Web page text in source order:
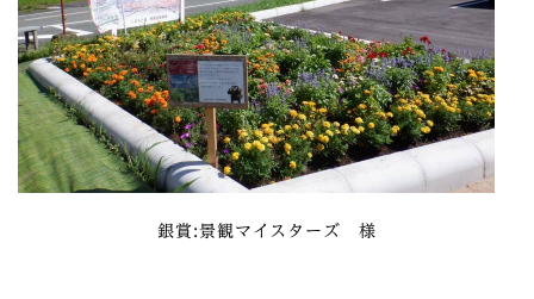
銀賞:景観マイスターズ 様